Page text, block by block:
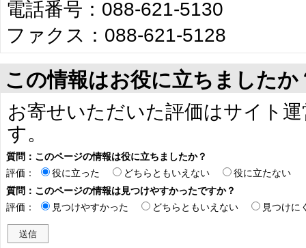
電話番号：088-621-5130
ファクス：088-621-5128
この情報はお役に立ちましたか
お寄せいただいた評価はサイト
す。
質問：このページの情報は役に立ちましたか？
評価：
役に立った どちらともいえない
役に立たない
質問：このページの情報は見つけやすかったですか？
評価：
見つけやすかった どちらともいえない 見つけに